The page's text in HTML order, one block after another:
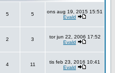
5 5
ons aug 19, 2015 15:51
Evald
2 3
tor jun 22, 2006 17:52
Evald
4 11
tis feb 23, 2016 10:41
Evald